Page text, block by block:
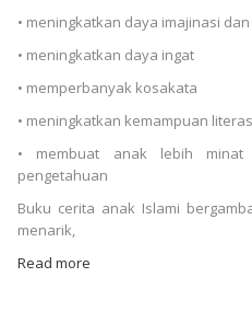
• meningkatkan daya imajinasi
• meningkatkan daya ingat
• memperbanyak kosakata
• meningkatkan kemampuan
• membuat anak lebih
pengetahuan
Buku cerita anak Islami
menarik,
Read more